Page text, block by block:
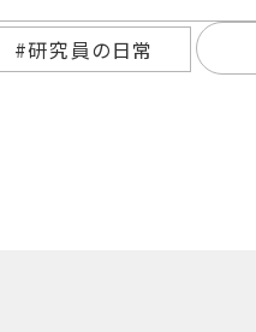
#研究員の日常